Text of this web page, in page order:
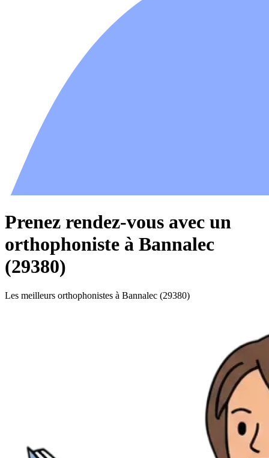
Prenez rendez-vous avec un
orthophoniste à Bannalec
(29380)
Les meilleurs orthophonistes à Bannalec (29380)